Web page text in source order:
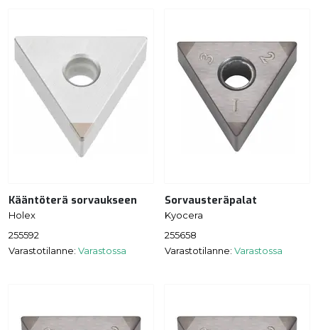
Kääntöterä sorvaukseen
Holex
255592
Varastotilanne: Varastossa
Sorvausteräpalat
Kyocera
255658
Varastotilanne: Varastossa